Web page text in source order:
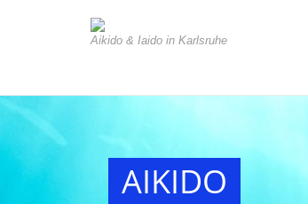
Aikido & Iaido in Karlsruhe
AIKIDO